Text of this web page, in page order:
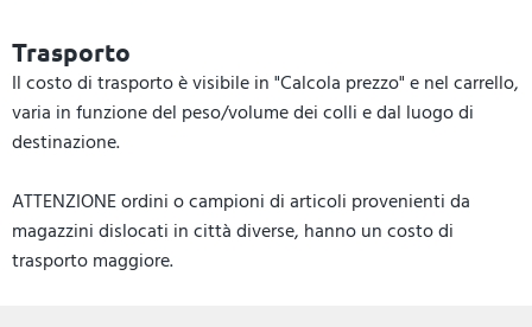
Trasporto
Il costo di trasporto è visibile in "Calcola prezzo" e nel carrello,
varia in funzione del peso/volume dei colli e dal luogo di
destinazione.
ATTENZIONE ordini o campioni di articoli provenienti da
magazzini dislocati in città diverse, hanno un costo di
trasporto maggiore.